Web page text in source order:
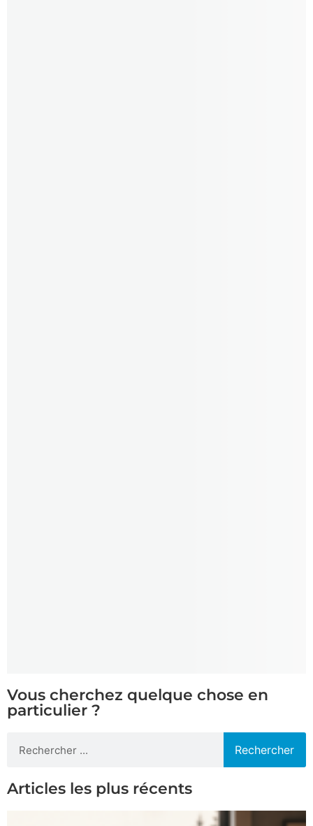
Vous cherchez quelque chose en
particulier ?
Rechercher
Articles les plus récents